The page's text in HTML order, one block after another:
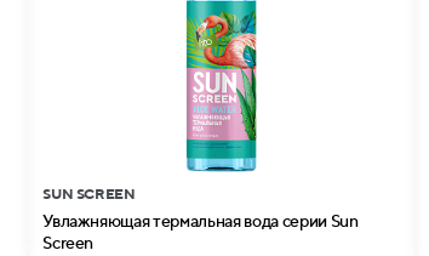
SUN SCREEN
Увлажняющая термальная вода серии Sun
Screen